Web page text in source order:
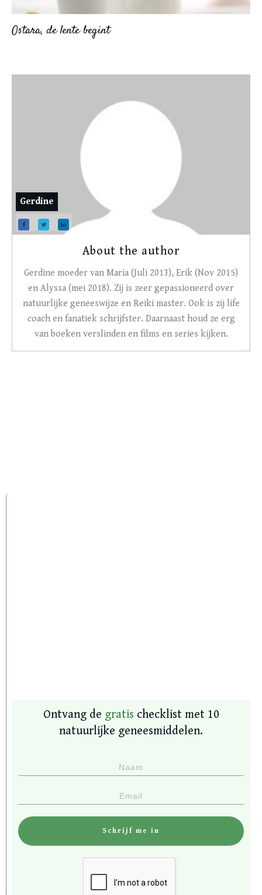
Ostara, de lente begint
Gerdine
About the author
Gerdine moeder van Maria (Juli 2013), Erik (Nov 2015)
en Alyssa (mei 2018). Zij is zeer gepassioneerd over
natuurlijke geneeswijze en Reiki master. Ook is zij life
coach en fanatiek schrijfster. Daarnaast houd ze erg
van boeken verslinden en films en series kijken.
Ontvang de gratis checklist met 10
natuurlijke geneesmiddelen.
Schrijf me in